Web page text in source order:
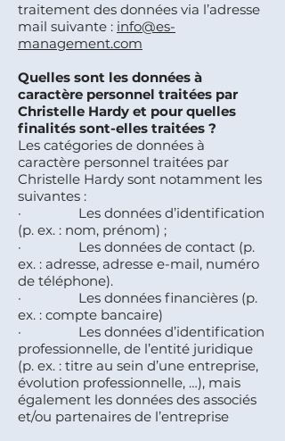
traitement des données via l’adresse
mail suivante : info@es-
management.com
Quelles sont les données à
caractère personnel traitées par
Christelle Hardy et pour quelles
finalités sont-elles traitées ?
Les catégories de données à
caractère personnel traitées par
Christelle Hardy sont notamment les
suivantes :
· Les données d’identification
(p. ex. : nom, prénom) ;
· Les données de contact (p.
ex. : adresse, adresse e-mail, numéro
de téléphone).
· Les données financières (p.
ex. : compte bancaire)
· Les données d’identification
professionnelle, de l’entité juridique
(p. ex. : titre au sein d’une entreprise,
évolution professionnelle, …), mais
également les données des associés
et/ou partenaires de l’entreprise